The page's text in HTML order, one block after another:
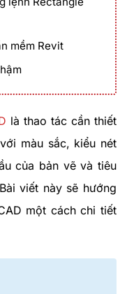
mềm Revit
là thao tác cần thiết
màu sắc, kiểu nét
của bản vẽ và tiêu
viết này sẽ hướng
một cách chi tiết